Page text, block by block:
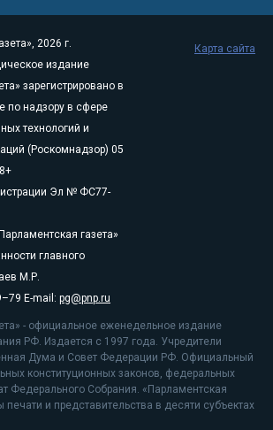
2026 г.
издание
зарегистрировано в
по надзору в сфере
технологий и
(Роскомнадзор) 05
Эл № ФС77-
газета»
главного
М.Р.
E-mail: pg@pnp.ru
- официальное еженедельное издание
РФ. Издается с 1997 года. Учредители
Дума и Совет Федерации РФ. Официальный
конституционных законов, федеральных
Федерального Собрания. «Парламентская
печати и представительства в десяти субъектах
Карта сайта